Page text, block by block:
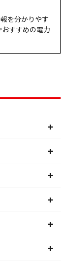
を分かりやす
すすめの電力